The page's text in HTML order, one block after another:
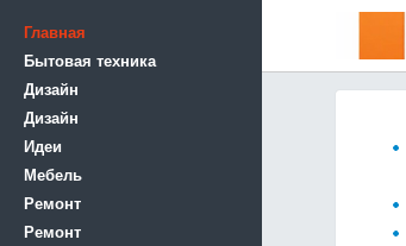
Главная
Бытовая техника
Дизайн
Дизайн
Идеи
Мебель
Ремонт
Ремонт